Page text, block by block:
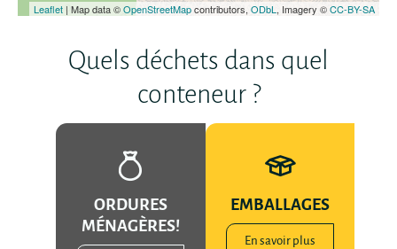
Leaflet | Map data ©OpenStreetMapcontributors, ODbL , Imagery ©CC-BY-SA
Quels déchets dans quel
conteneur ?
ORDURES
MÉNAGÈRES!
EMBALLAGES
En savoir plus